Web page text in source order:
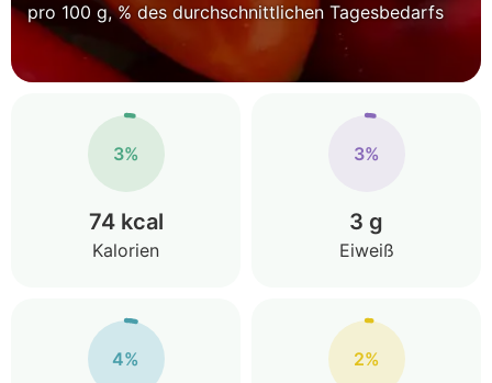
pro 100 g, % des durchschnittlichen Tagesbedarfs
3%
74 kcal
Kalorien
3%
3 g
Eiweiß
4% 2%